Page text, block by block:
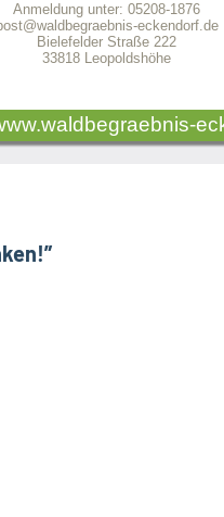
Anmeldung unter: 05208-1876
eckendorf.de
Bielefelder Straße 222
33818 Leopoldshöhe